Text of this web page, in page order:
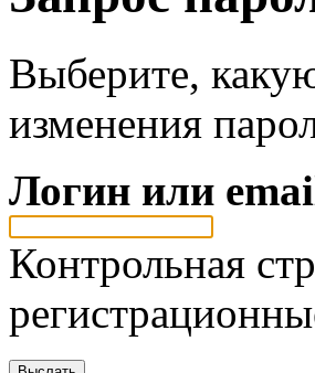
Выберите,
изменения
Логин или
Контрольная